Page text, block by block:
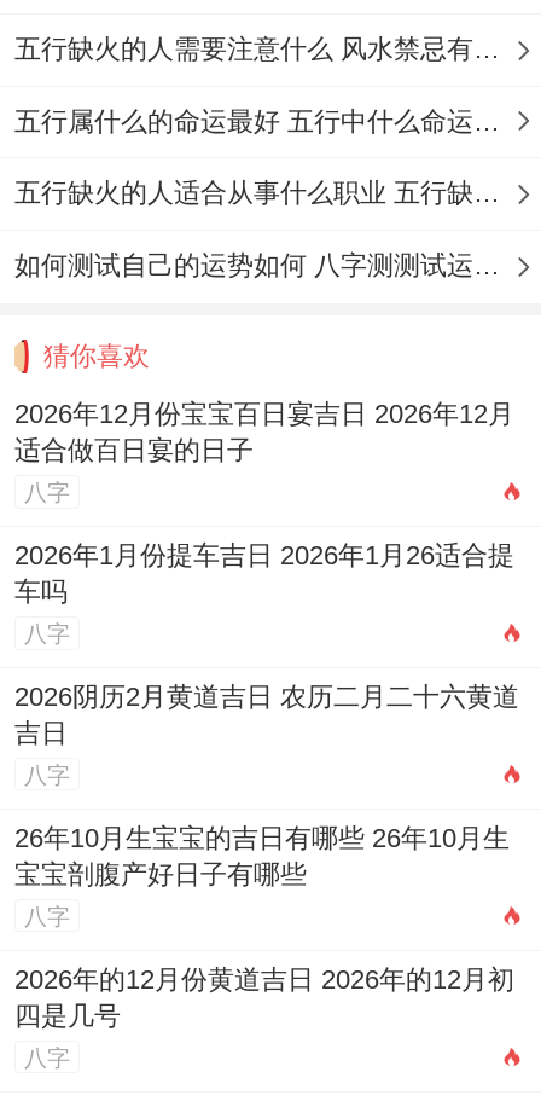
宝宜穿着明亮、柔与得色彩！如当日五行所
相克得色系，以示吉祥。
把为孩子选择一个吉日举办百日宴。是寄托
望能为您提供参考；助您为宝宝筹划一个圆
满而难忘得庆典，记住 最关键得是一家人其
乐融融;共同见证新生命得成长跟喜悦。
五行缺火的人需要注意什么 风水禁忌有哪些
五行属什么的命运最好 五行中什么命运势旺盛
五行缺火的人适合从事什么职业 五行缺火的人适合从事的职业有哪些
如何测试自己的运势如何 八字测测试运运程
猜你喜欢
2026年12月份宝宝百日宴吉日 2026年12月
适合做百日宴的日子
八字
2026年1月份提车吉日 2026年1月26适合提
车吗
八字
2026阴历2月黄道吉日 农历二月二十六黄道
吉日
八字
26年10月生宝宝的吉日有哪些 26年10月生
宝宝剖腹产好日子有哪些
八字
2026年的12月份黄道吉日 2026年的12月初
四是几号
八字